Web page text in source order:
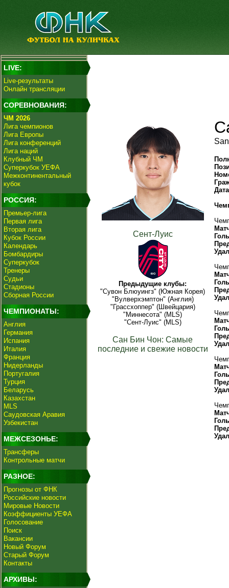
LIVE:
Live-результаты
Онлайн трансляции
СОРЕВНОВАНИЯ:
ЧМ 2026
Лига чемпионов
Лига Европы
Лига конференций
Лига наций
Клубный ЧМ
Суперкубок УЕФА
Межконтинентальный
кубок
РОССИЯ:
Премьер-лига
Первая лига
Вторая лига
Кубок России
Календарь
Бомбардиры
Суперкубок
Тренеры
Судьи
Стадионы
Сборная России
ЧЕМПИОНАТЫ:
Англия
Германия
Испания
Италия
Франция
Нидерланды
Португалия
Турция
Беларусь
Казахстан
MLS
Саудовская Аравия
Узбекистан
МЕЖСЕЗОНЬЕ:
Трансферы
Контрольные матчи
РАЗНОЕ:
Прогнозы от ФНК
Российские новости
Мировые Новости
Коэффициенты УЕФА
Голосование
Поиск
Вакансии
Новый Форум
Старый Форум
Контакты
АРХИВЫ:
Сент-Луис
Предыдущие клубы:
"Сувон Блюуингз" (Южная Корея)
"Вулверхэмптон" (Англия)
"Грассхоппер" (Швейцария)
"Миннесота" (MLS)
"Сент-Луис" (MLS)
Сан Бин Чон: Самые
последние и свежие новости